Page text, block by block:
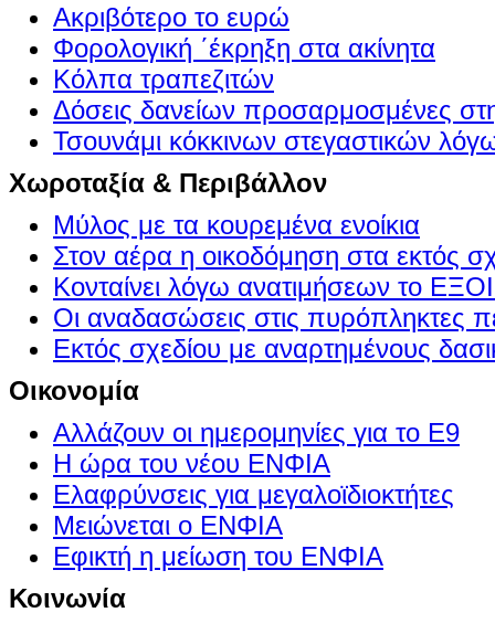
Ακριβότερο το ευρώ
Φορολογική ΄έκρηξη στα ακίνητα
Κόλπα τραπεζιτών
Δόσεις δανείων προσαρμοσμένες
Τσουνάμι κόκκινων στεγαστικών
Χωροταξία & Περιβάλλον
Μύλος με τα κουρεμένα ενοίκια
Στον αέρα η οικοδόμηση στα εκτός
Κονταίνει λόγω ανατιμήσεων το
Οι αναδασώσεις στις πυρόπληκτες
Εκτός σχεδίου με αναρτημένους
Οικονομία
Αλλάζουν οι ημερομηνίες για το Ε9
Η ώρα του νέου ΕΝΦΙΑ
Ελαφρύνσεις για μεγαλοϊδιοκτήτες
Μειώνεται ο ΕΝΦΙΑ
Εφικτή η μείωση του ΕΝΦΙΑ
Κοινωνία